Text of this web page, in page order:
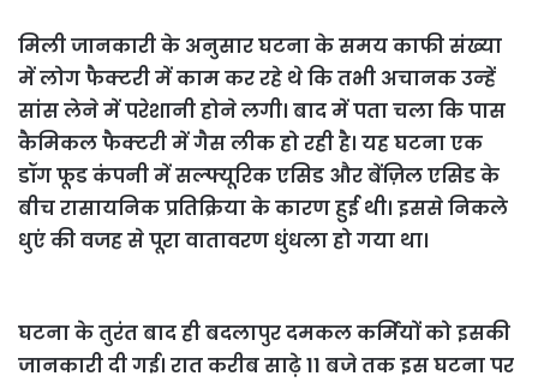
मिली जानकारी के अनुसार घटना के समय काफी संख्‍या
में लोग फैक्‍टरी में काम कर रहे थे कि तभी अचानक उन्‍हें
सांस लेने में परेशानी होने लगी। बाद में पता चला कि पास
कैमिकल फैक्‍टरी में गैस लीक हो रही है। यह घटना एक
डॉग फूड कंपनी में सल्फ्यूरिक एसिड और बेंज़िल एसिड के
बीच रासायनिक प्रतिक्रिया के कारण हुई थी। इससे निकले
धुएं की वजह से पूरा वातावरण धुंधला हो गया था।
घटना के तुरंत बाद ही बदलापुर दमकल कर्मियों को इसकी
जानकारी दी गई। रात करीब साढ़े 11 बजे तक इस घटना पर